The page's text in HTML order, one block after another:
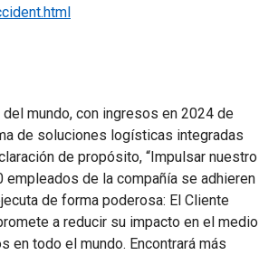
mundo, con ingresos en 2024 de
de soluciones logísticas integradas
de propósito, “Impulsar nuestro
empleados de la compañía se adhieren
de forma poderosa: El Cliente
a reducir su impacto en el medio
en todo el mundo. Encontrará más